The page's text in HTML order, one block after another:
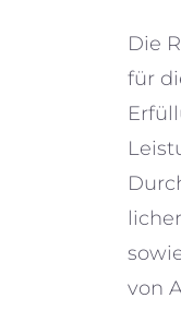
Die
für
von